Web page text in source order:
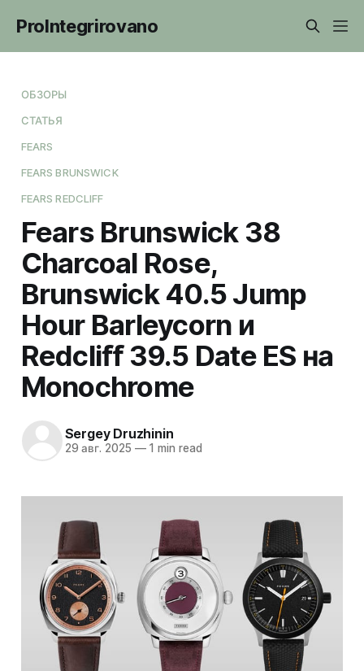
ProIntegrirovano
ОБЗОРЫ
СТАТЬЯ
FEARS
FEARS BRUNSWICK
FEARS REDCLIFF
Fears Brunswick 38
Charcoal Rose,
Brunswick 40.5 Jump
Hour Barleycorn и
Redcliﬀ 39.5 Date ES на
Monochrome
Sergey Druzhinin
29 авг. 2025 —1 min read